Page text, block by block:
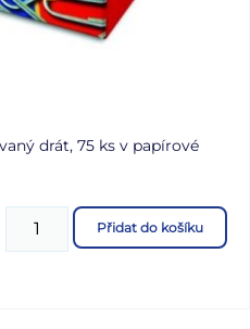
drát, 75 ks v papírové
Přidat do košíku